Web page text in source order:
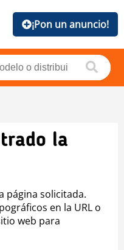
¡Pon un anuncio!
la
página solicitada.
en la URL o
web para